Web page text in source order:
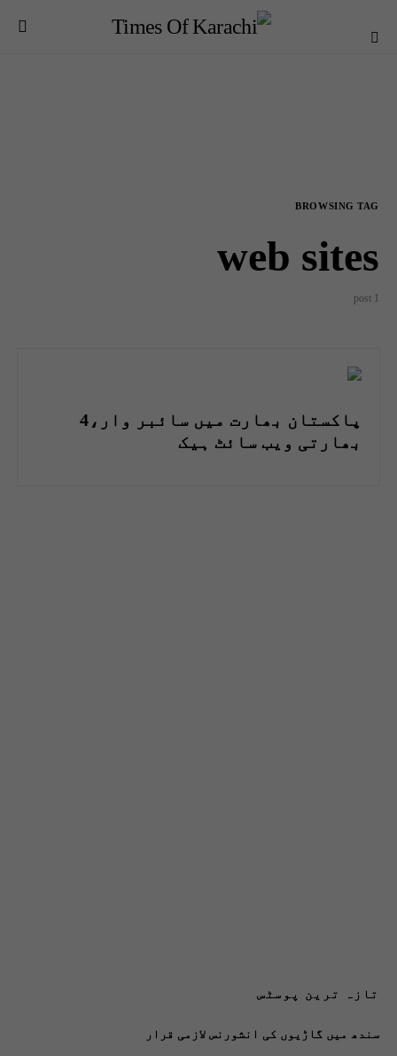
BROWSING TAG
web sites
1 post
پاکستان بھارت میں سائبر وار،4
بھارتی ویب سائٹ ہیک
تازہ ترین پوسٹس
سندھ میں گاڑیوں کی انشورنس لازمی قرار